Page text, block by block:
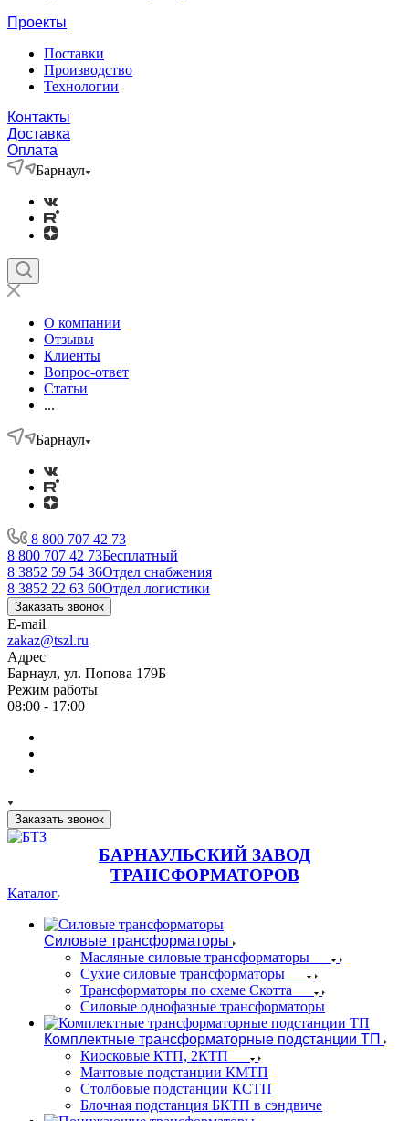
Проекты
Поставки
Производство
Технологии
Контакты
Доставка
Оплата
Барнаул
О компании
Отзывы
Клиенты
Вопрос-ответ
Статьи
...
Барнаул
8 800 707 42 73
8 800 707 42 73Бесплатный
8 3852 59 54 36Отдел снабжения
8 3852 22 63 60Отдел логистики
Заказать звонок
E-mail
zakaz@tszl.ru
Адрес
Барнаул, ул. Попова 179Б
Режим работы
08:00 - 17:00
Заказать звонок
БАРНАУЛЬСКИЙ ЗАВОД
ТРАНСФОРМАТОРОВ
Каталог
Силовые трансформаторы
Масляные силовые трансформаторы
Сухие силовые трансформаторы
Трансформаторы по схеме Скотта
Силовые однофазные трансформаторы
Комплектные трансформаторные подстанции ТП
Киосковые КТП, 2КТП
Мачтовые подстанции КМТП
Столбовые подстанции КСТП
Блочная подстанция БКТП в сэндвиче